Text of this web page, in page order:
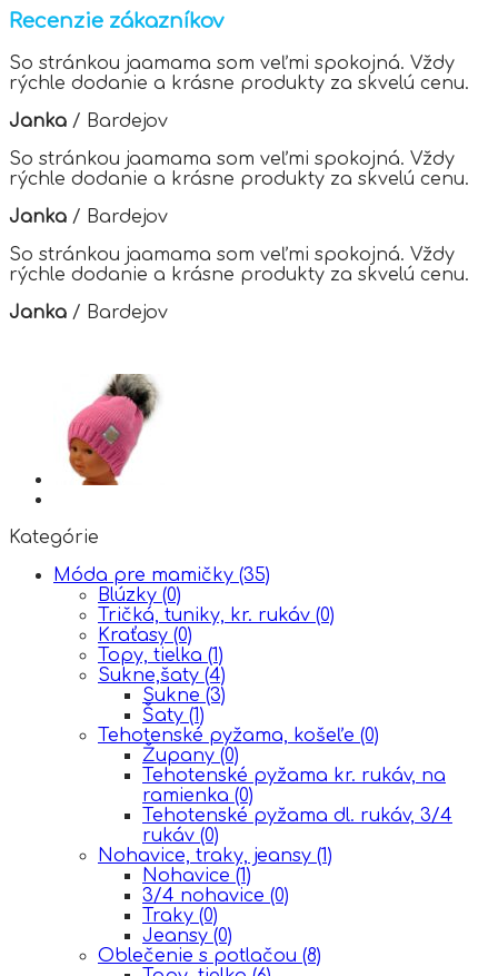
variants.
The
options
may
be
chosen
on
the
product
page
Recenzie zákazníkov
So stránkou jaamama som veľmi spokojná. Vždy
rýchle dodanie a krásne produkty za skvelú cenu.
Janka / Bardejov
So stránkou jaamama som veľmi spokojná. Vždy
rýchle dodanie a krásne produkty za skvelú cenu.
Janka / Bardejov
So stránkou jaamama som veľmi spokojná. Vždy
rýchle dodanie a krásne produkty za skvelú cenu.
Janka / Bardejov
Kategórie
Móda pre mamičky (35)
Blúzky (0)
Tričká, tuniky, kr. rukáv (0)
Kraťasy (0)
Topy, tielka (1)
Sukne,šaty (4)
Sukne (3)
Šaty (1)
Tehotenské pyžama, košeľe (0)
Župany (0)
Tehotenské pyžama kr. rukáv, na
ramienka (0)
Tehotenské pyžama dl. rukáv, 3/4
rukáv (0)
Nohavice, traky, jeansy (1)
Nohavice (1)
3/4 nohavice (0)
Traky (0)
Jeansy (0)
Oblečenie s potlačou (8)